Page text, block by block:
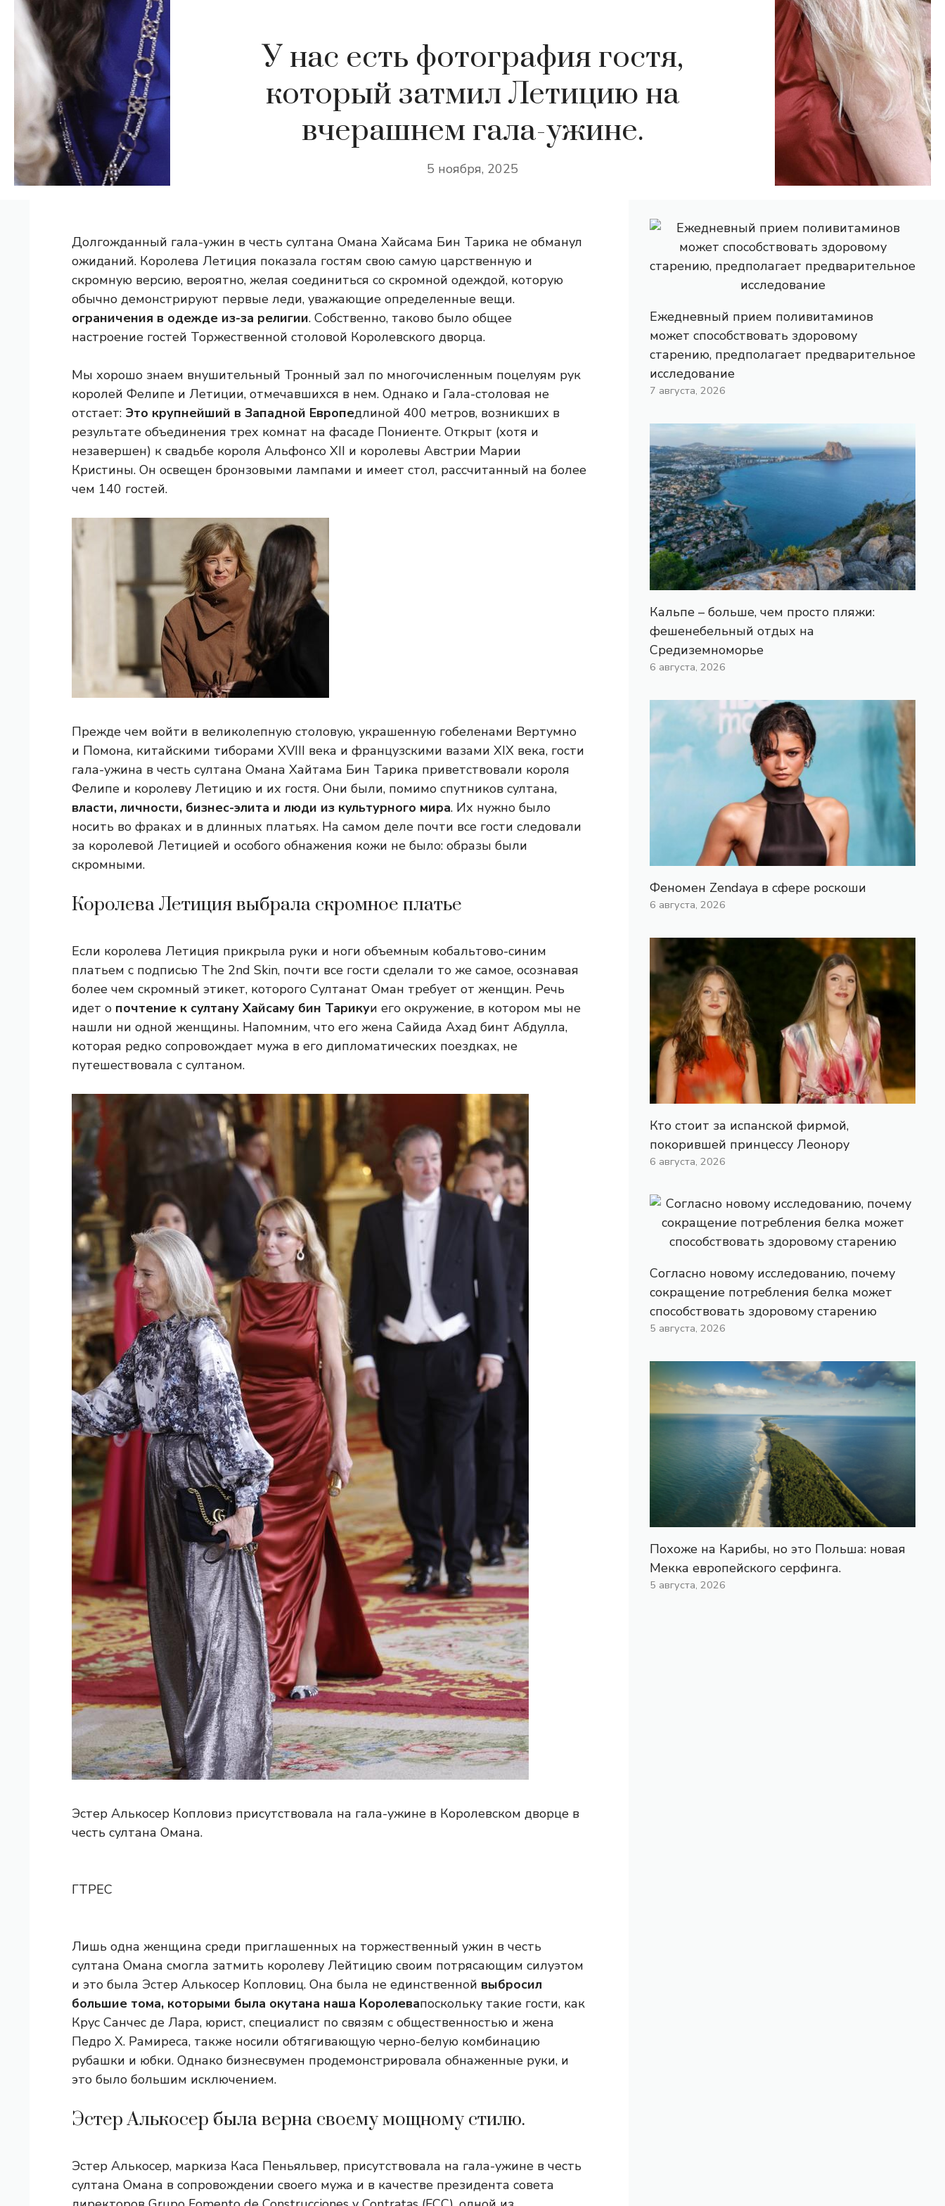
У нас есть фотография гостя,
который затмил Летицию на
вчерашнем гала-ужине.
5 ноября, 2025
Долгожданный гала-ужин в честь султана Омана Хайсама Бин Тарика не обманул
ожиданий. Королева Летиция показала гостям свою самую царственную и
скромную версию, вероятно, желая соединиться со скромной одеждой, которую
обычно демонстрируют первые леди, уважающие определенные вещи.
ограничения в одежде из-за религии. Собственно, таково было общее
настроение гостей Торжественной столовой Королевского дворца.
Мы хорошо знаем внушительный Тронный зал по многочисленным поцелуям рук
королей Фелипе и Летиции, отмечавшихся в нем. Однако и Гала-столовая не
отстает: Это крупнейший в Западной Европедлиной 400 метров, возникших в
результате объединения трех комнат на фасаде Пониенте. Открыт (хотя и
незавершен) к свадьбе короля Альфонсо XII и королевы Австрии Марии
Кристины. Он освещен бронзовыми лампами и имеет стол, рассчитанный на более
чем 140 гостей.
Прежде чем войти в великолепную столовую, украшенную гобеленами Вертумно
и Помона, китайскими тиборами XVIII века и французскими вазами XIX века, гости
гала-ужина в честь султана Омана Хайтама Бин Тарика приветствовали короля
Фелипе и королеву Летицию и их гостя. Они были, помимо спутников султана,
власти, личности, бизнес-элита и люди из культурного мира. Их нужно было
носить во фраках и в длинных платьях. На самом деле почти все гости следовали
за королевой Летицией и особого обнажения кожи не было: образы были
скромными.
Королева Летиция выбрала скромное платье
Если королева Летиция прикрыла руки и ноги объемным кобальтово-синим
платьем с подписью The 2nd Skin, почти все гости сделали то же самое, осознавая
более чем скромный этикет, которого Султанат Оман требует от женщин. Речь
идет о почтение к султану Хайсаму бин Тарикуи его окружение, в котором мы не
нашли ни одной женщины. Напомним, что его жена Сайида Ахад бинт Абдулла,
которая редко сопровождает мужа в его дипломатических поездках, не
путешествовала с султаном.
Эстер Алькосер Копловиз присутствовала на гала-ужине в Королевском дворце в
честь султана Омана.
ГТРЕС
Лишь одна женщина среди приглашенных на торжественный ужин в честь
султана Омана смогла затмить королеву Лейтицию своим потрясающим силуэтом
и это была Эстер Алькосер Копловиц. Она была не единственной выбросил
большие тома, которыми была окутана наша Королевапоскольку такие гости, как
Крус Санчес де Лара, юрист, специалист по связям с общественностью и жена
Педро Х. Рамиреса, также носили обтягивающую черно-белую комбинацию
рубашки и юбки. Однако бизнесвумен продемонстрировала обнаженные руки, и
это было большим исключением.
Эстер Алькосер была верна своему мощному стилю.
Эстер Алькосер, маркиза Каса Пеньяльвер, присутствовала на гала-ужине в честь
султана Омана в сопровождении своего мужа и в качестве президента совета
Ежедневный прием поливитаминов
может способствовать здоровому
старению, предполагает предварительное
исследование
7 августа, 2026
Кальпе – больше, чем просто пляжи:
фешенебельный отдых на
Средиземноморье
6 августа, 2026
Феномен Zendaya в сфере роскоши
6 августа, 2026
Кто стоит за испанской фирмой,
покорившей принцессу Леонору
6 августа, 2026
Согласно новому исследованию, почему
сокращение потребления белка может
способствовать здоровому старению
5 августа, 2026
Похоже на Карибы, но это Польша: новая
Мекка европейского серфинга.
5 августа, 2026